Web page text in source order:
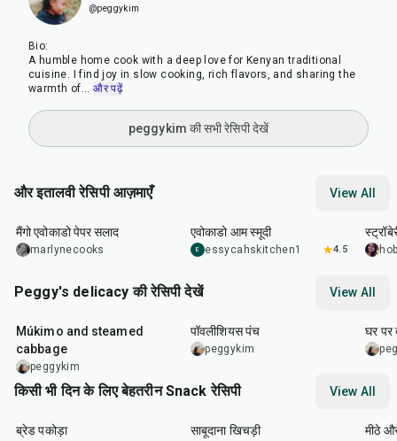
@peggykim
Bio:
A humble home cook with a deep love for Kenyan traditional
cuisine. I find joy in slow cooking, rich flavors, and sharing the
warmth of...और पढ़ें
peggykim की सभी रेसिपी देखें
और इतालवी रेसिपी आज़माएँ View All
20min
मैंगो एवोकाडो पेपर सलाद
marlynecooks
एवोकाडो आम स्मूदी
E essycahskitchen1 4.5
Peggy's delicacy की रेसिपी देखें View All
1hr
Múkimo and steamed
cabbage
peggykim
पॉवलीशियस पंच
peggykim
घर पर
किसी भी दिन के लिए बेहतरीन Snack रेसिपी View All
15
ब्रेड पकोड़ा
hr 20
साबूदाना खिचड़ी मीठे